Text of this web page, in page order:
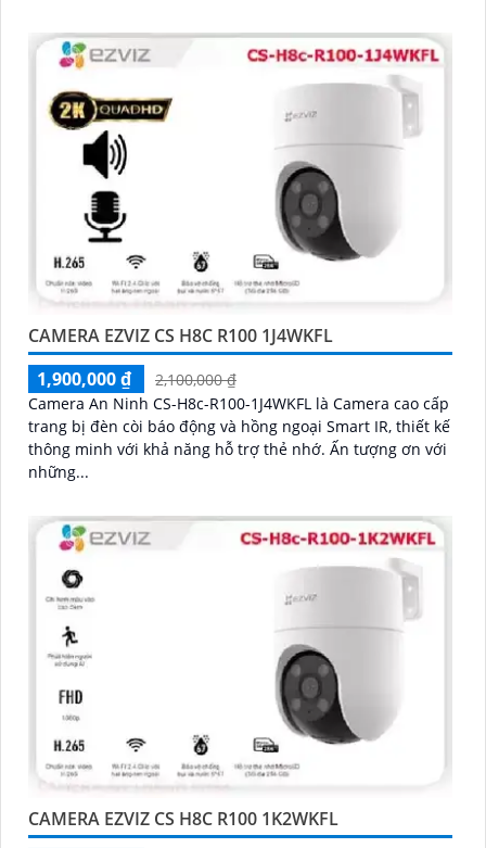
CAMERA EZVIZ CS H8C R100 1J4WKFL
1,900,000 ₫
2,100,000 ₫
Camera An Ninh CS-H8c-R100-1J4WKFL là Camera cao cấp
trang bị đèn còi báo động và hồng ngoại Smart IR, thiết kế
thông minh với khả năng hỗ trợ thẻ nhớ. Ấn tượng ơn với
những...
CAMERA EZVIZ CS H8C R100 1K2WKFL